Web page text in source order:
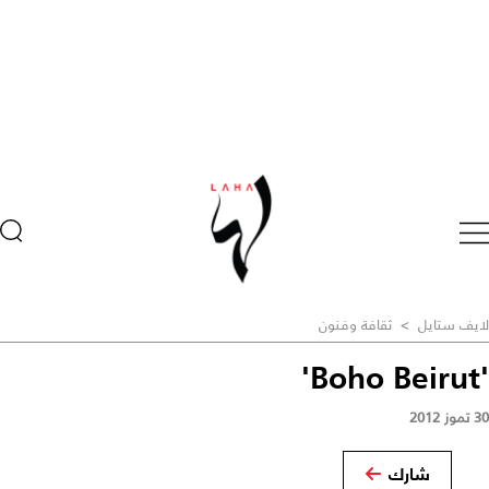
لايف ستايل > ثقافة وفنون
'Boho Beirut'
30 تموز 2012
شارك